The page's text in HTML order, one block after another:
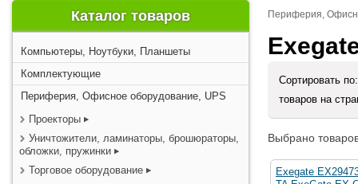
Каталог товаров
Компьютеры, Ноутбуки, Планшеты
Комплектующие
Периферия, Офисное оборудование, UPS
Проекторы
Уничтожители, ламинаторы, брошюраторы,
обложки, пружинки
Торговое оборудование
Периферия,
Сортировать
товаров на
Выбрано
Exegate